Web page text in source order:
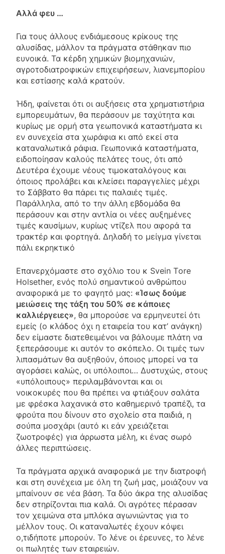
Αλλά φευ …
Για τους άλλους ενδιάμεσους κρίκους της
αλυσίδας, μάλλον τα πράγματα στάθηκαν πιο
ευνοικά. Τα κέρδη χημικών βιομηχανιών,
αγροτοδιατροφικών επιχειρήσεων, λιανεμπορίου
και εστίασης καλά κρατούν.
Ήδη, φαίνεται ότι οι αυξήσεις στα χρηματιστήρια
εμπορευμάτων, θα περάσουν με ταχύτητα και
κυρίως με ορμή στα γεωπονικά καταστήματα κι
εν συνεχεία στα χωράφια κι από εκεί στα
καταναλωτικά ράφια. Γεωπονικά καταστήματα,
ειδοποίησαν καλούς πελάτες τους, ότι από
Δευτέρα έχουμε νέους τιμοκαταλόγους και
όποιος προλάβει και κλείσει παραγγελίες μέχρι
το Σάββατο θα πάρει τις παλαιές τιμές.
Παράλληλα, από το την άλλη εβδομάδα θα
περάσουν και στην αντλία οι νέες αυξημένες
τιμές καυσίμων, κυρίως ντίζελ που αφορά τα
τρακτέρ και φορτηγά. Δηλαδή το μείγμα γίνεται
πάλι εκρηκτικό
Επανερχόμαστε στο σχόλιο του κ Svein Τore
Ηolsether, ενός πολύ σημαντικού ανθρώπου
αναφορικά με το φαγητό μας: «Ίσως δούμε
μειώσεις της τάξη του 50% σε κάποιες
καλλιέργειες», θα μπορούσε να ερμηνευτεί ότι
εμείς (ο κλάδος όχι η εταιρεία του κατ’ ανάγκη)
δεν είμαστε διατεθειμένοι να βάλουμε πλάτη να
ξεπεράσουμε κι αυτόν το σκόπελο. Οι τιμές των
λιπασμάτων θα αυξηθούν, όποιος μπορεί να τα
αγοράσει καλώς, οι υπόλοιποι… Δυστυχώς, στους
«υπόλοιπους» περιλαμβάνονται και οι
νοικοκυρές που θα πρέπει να φτιάξουν σαλάτα
με φρέσκα λαχανικά στο καθημερινό τραπέζι, τα
φρούτα που δίνουν στο σχολείο στα παιδιά, η
σούπα μοσχάρι (αυτό κι εάν χρειάζεται
ζωοτροφές) για άρρωστα μέλη, κι ένας σωρό
άλλες περιπτώσεις.
Τα πράγματα αρχικά αναφορικά με την διατροφή
και στη συνέχεια με όλη τη ζωή μας, μοιάζουν να
μπαίνουν σε νέα βάση. Τα δύο άκρα της αλυσίδας
δεν στηρίζονται πια καλά. Οι αγρότες πέρασαν
τον χειμώνα στα μπλόκα αγωνιώντας για το
μέλλον τους. Οι καταναλωτές έχουν κόψει
ο,τιδήποτε μπορούν. Το λένε οι έρευνες, το λένε
οι πωλητές των εταιρειών.